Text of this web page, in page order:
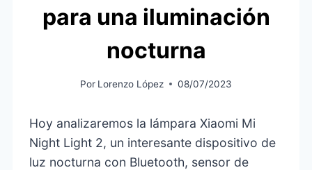
para una iluminación
nocturna
Por Lorenzo López 08/07/2023
Hoy analizaremos la lámpara Xiaomi Mi
Night Light 2, un interesante dispositivo de
luz nocturna con Bluetooth, sensor de